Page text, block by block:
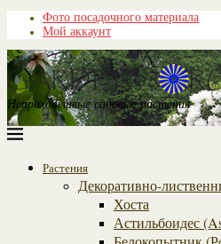
Фото посадочного материала
Мой аккаунт
Неприхотливые садовые растения
Растения
Декоративно-
Хоста
Астильбоидес